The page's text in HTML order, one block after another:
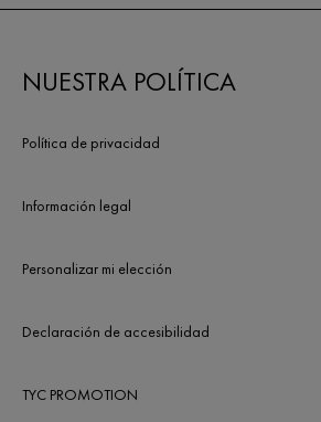
NUESTRA POLÍTICA
Política de privacidad
Información legal
Personalizar mi elección
Declaración de accesibilidad
TYC PROMOTION